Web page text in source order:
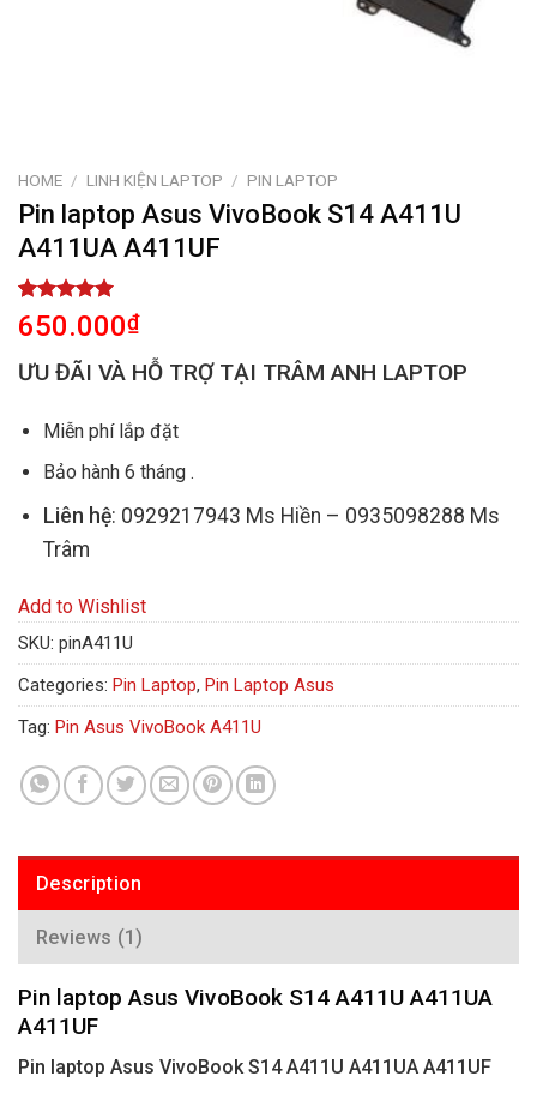
HOME / LINH KIỆN LAPTOP / PIN LAPTOP
Pin laptop Asus VivoBook S14 A411U
A411UA A411UF
Rated
5.00
out of 5
1
customer
650.000₫
ƯU ĐÃI VÀ HỖ TRỢ TẠI TRÂM ANH LAPTOP
Miễn phí lắp đặt
Bảo hành 6 tháng .
Liên hệ: 0929217943 Ms Hiền – 0935098288 Ms
Trâm
Add to Wishlist
SKU: pinA411U
Categories: Pin Laptop, Pin Laptop Asus
Tag: Pin Asus VivoBook A411U
Description
Reviews (1)
Pin laptop Asus VivoBook S14 A411U A411UA
A411UF
Pin laptop Asus VivoBook S14 A411U A411UA A411UF